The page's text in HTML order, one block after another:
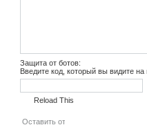
Защита от ботов:
Введите код, который вы видите
Reload This